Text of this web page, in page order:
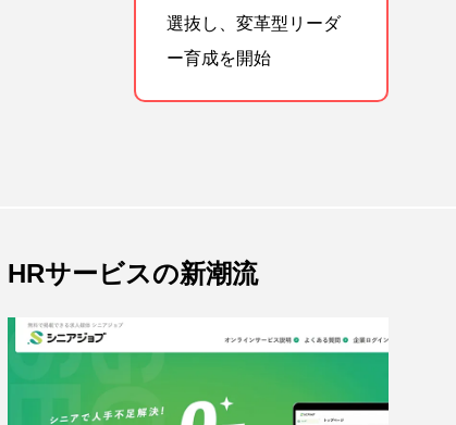
選抜し、変革型リーダ
ー育成を開始
HRサービスの新潮流